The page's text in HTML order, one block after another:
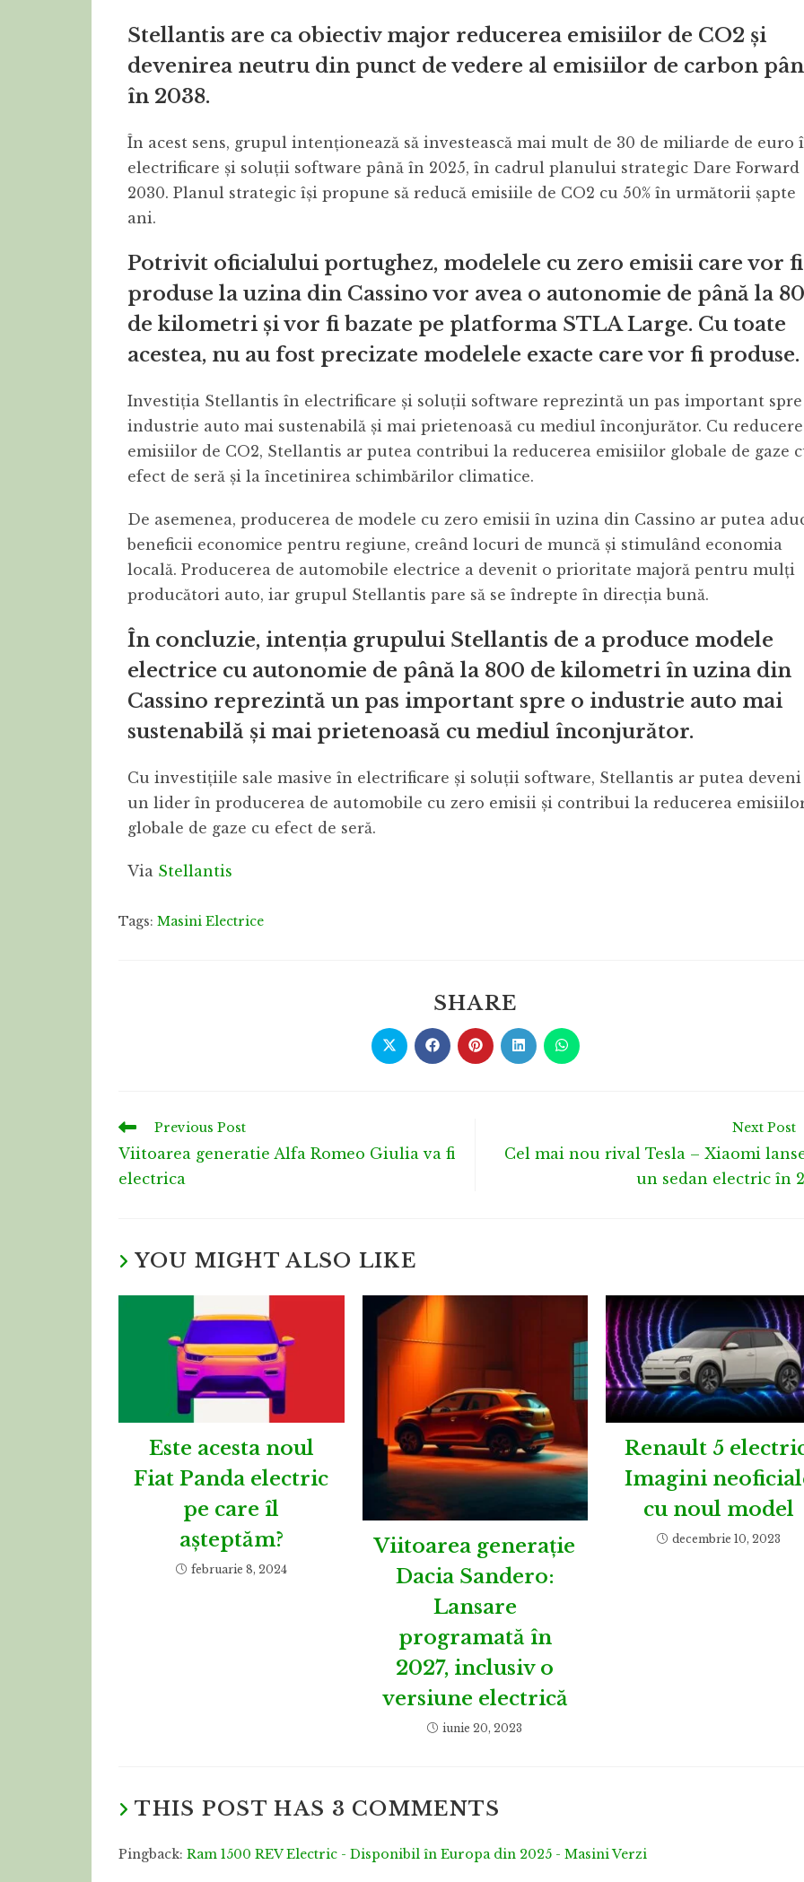
Stellantis are ca obiectiv major reducerea emisiilor de CO2 și
devenirea neutru din punct de vedere al emisiilor de carbon
în 2038.
În acest sens, grupul intenționează să investească mai mult de 30 de miliarde de euro
electrificare și soluții software până în 2025, în cadrul planului strategic Dare Forward
2030. Planul strategic își propune să reducă emisiile de CO2 cu 50% în următorii șapte
ani.
Potrivit oficialului portughez, modelele cu zero emisii care vor fi
produse la uzina din Cassino vor avea o autonomie de până la
de kilometri și vor fi bazate pe platforma STLA Large. Cu toate
acestea, nu au fost precizate modelele exacte care vor fi produse.
Investiția Stellantis în electrificare și soluții software reprezintă un pas important
industrie auto mai sustenabilă și mai prietenoasă cu mediul înconjurător. Cu
emisiilor de CO2, Stellantis ar putea contribui la reducerea emisiilor globale de gaze
efect de seră și la încetinirea schimbărilor climatice.
De asemenea, producerea de modele cu zero emisii în uzina din Cassino ar putea
beneficii economice pentru regiune, creând locuri de muncă și stimulând economia
locală. Producerea de automobile electrice a devenit o prioritate majoră pentru mulți
producători auto, iar grupul Stellantis pare să se îndrepte în direcția bună.
În concluzie, intenția grupului Stellantis de a produce modele
electrice cu autonomie de până la 800 de kilometri în uzina din
Cassino reprezintă un pas important spre o industrie auto mai
sustenabilă și mai prietenoasă cu mediul înconjurător.
Cu investițiile sale masive în electrificare și soluții software, Stellantis ar putea deveni
un lider în producerea de automobile cu zero emisii și contribui la reducerea
globale de gaze cu efect de seră.
Via Stellantis
Tags: Masini Electrice
SHARE
Previous Post
Viitoarea generatie Alfa Romeo Giulia va fi
electrica
Next Post
Cel mai nou rival Tesla – Xiaomi
un sedan electric în
YOU MIGHT ALSO LIKE
Este acesta noul
Fiat Panda electric
pe care îl
așteptăm?
februarie 8, 2024
Viitoarea generație
Dacia Sandero:
Lansare
programată în
2027, inclusiv o
versiune electrică
iunie 20, 2023
Renault 5
Imagini
cu noul model
decembrie 10, 2023
THIS POST HAS 3 COMMENTS
Pingback: Ram 1500 REV Electric - Disponibil în Europa din 2025 - Masini Verzi